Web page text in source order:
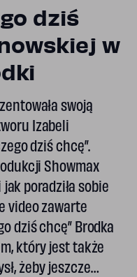
dziś
w
swoją
Izabeli
dziś chcę”.
Showmax
poradziła sobie
video zawarte
dziś chcę” Brodka
który jest także
żeby jeszcze…